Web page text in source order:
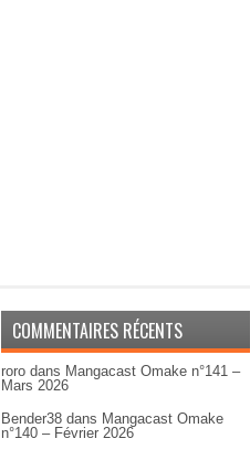
COMMENTAIRES RÉCENTS
roro dans Mangacast Omake n°141 –
Mars 2026
Bender38 dans Mangacast Omake
n°140 – Février 2026